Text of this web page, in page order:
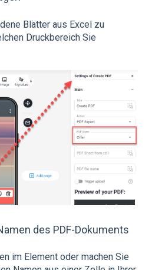
Blätter aus Excel zu
Druckbereich Sie
des PDF-Dokuments
im Element oder machen Sie